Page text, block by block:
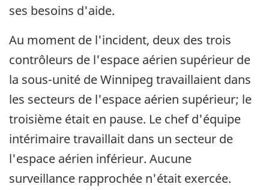
ses besoins d'aide.
Au moment de l'incident, deux des trois
contrôleurs de l'espace aérien supérieur de
la sous-unité de Winnipeg travaillaient dans
les secteurs de l'espace aérien supérieur; le
troisième était en pause. Le chef d'équipe
intérimaire travaillait dans un secteur de
l'espace aérien inférieur. Aucune
surveillance rapprochée n'était exercée.